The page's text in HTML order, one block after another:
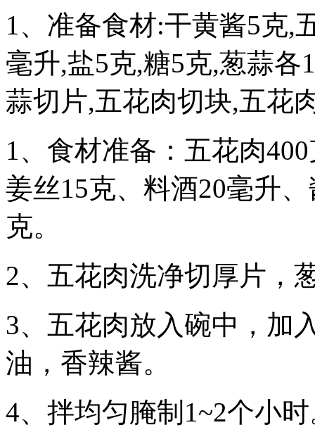
1、准备食材:干黄酱5克,
毫升,盐5克,糖5克,葱蒜各
蒜切片,五花肉切块,五花
1、食材准备：五花肉
姜丝15克、料酒20毫升
克。
2、五花肉洗净切厚片，
3、五花肉放入碗中，加
油，香辣酱。
4、拌均匀腌制1~2个小